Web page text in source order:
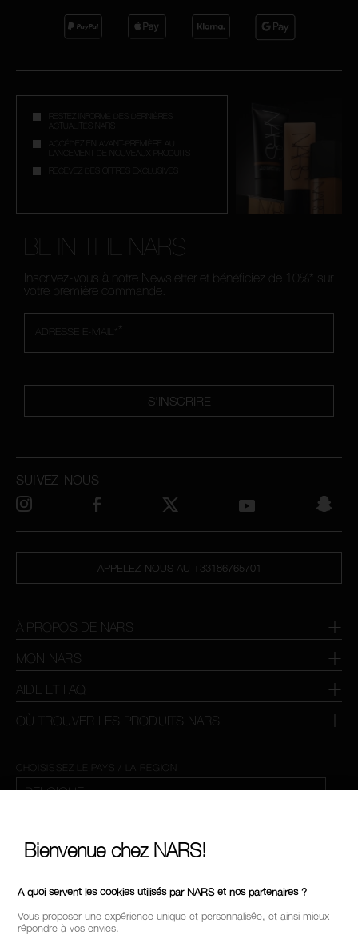
RESTEZ INFORMÉ DES DERNIÈRES
ACTUALITÉS NARS
ACCÉDEZ EN AVANT-PREMIÈRE AU
LANCEMENT DE NOUVEAUX PRODUITS
RECEVEZ DES OFFRES EXCLUSIVES
BE IN THE NARS
Inscrivez-vous à notre Newsletter et bénéficiez de 10%* sur
votre première commande.
*
ADRESSE E-MAIL*
S'INSCRIRE
APPELEZ-NOUS AU +33186765701
À PROPOS DE NARS
MON NARS
AIDE ET FAQ
OÙ TROUVER LES PRODUITS NARS
SUIVEZ-NOUS
CHOISISSEZ LE PAYS / LA REGION
Bienvenue chez NARS!
A quoi servent les cookies utilisés par NARS et nos partenaires ?
Vous proposer une expérience unique et personnalisée, et ainsi mieux
répondre à vos envies.